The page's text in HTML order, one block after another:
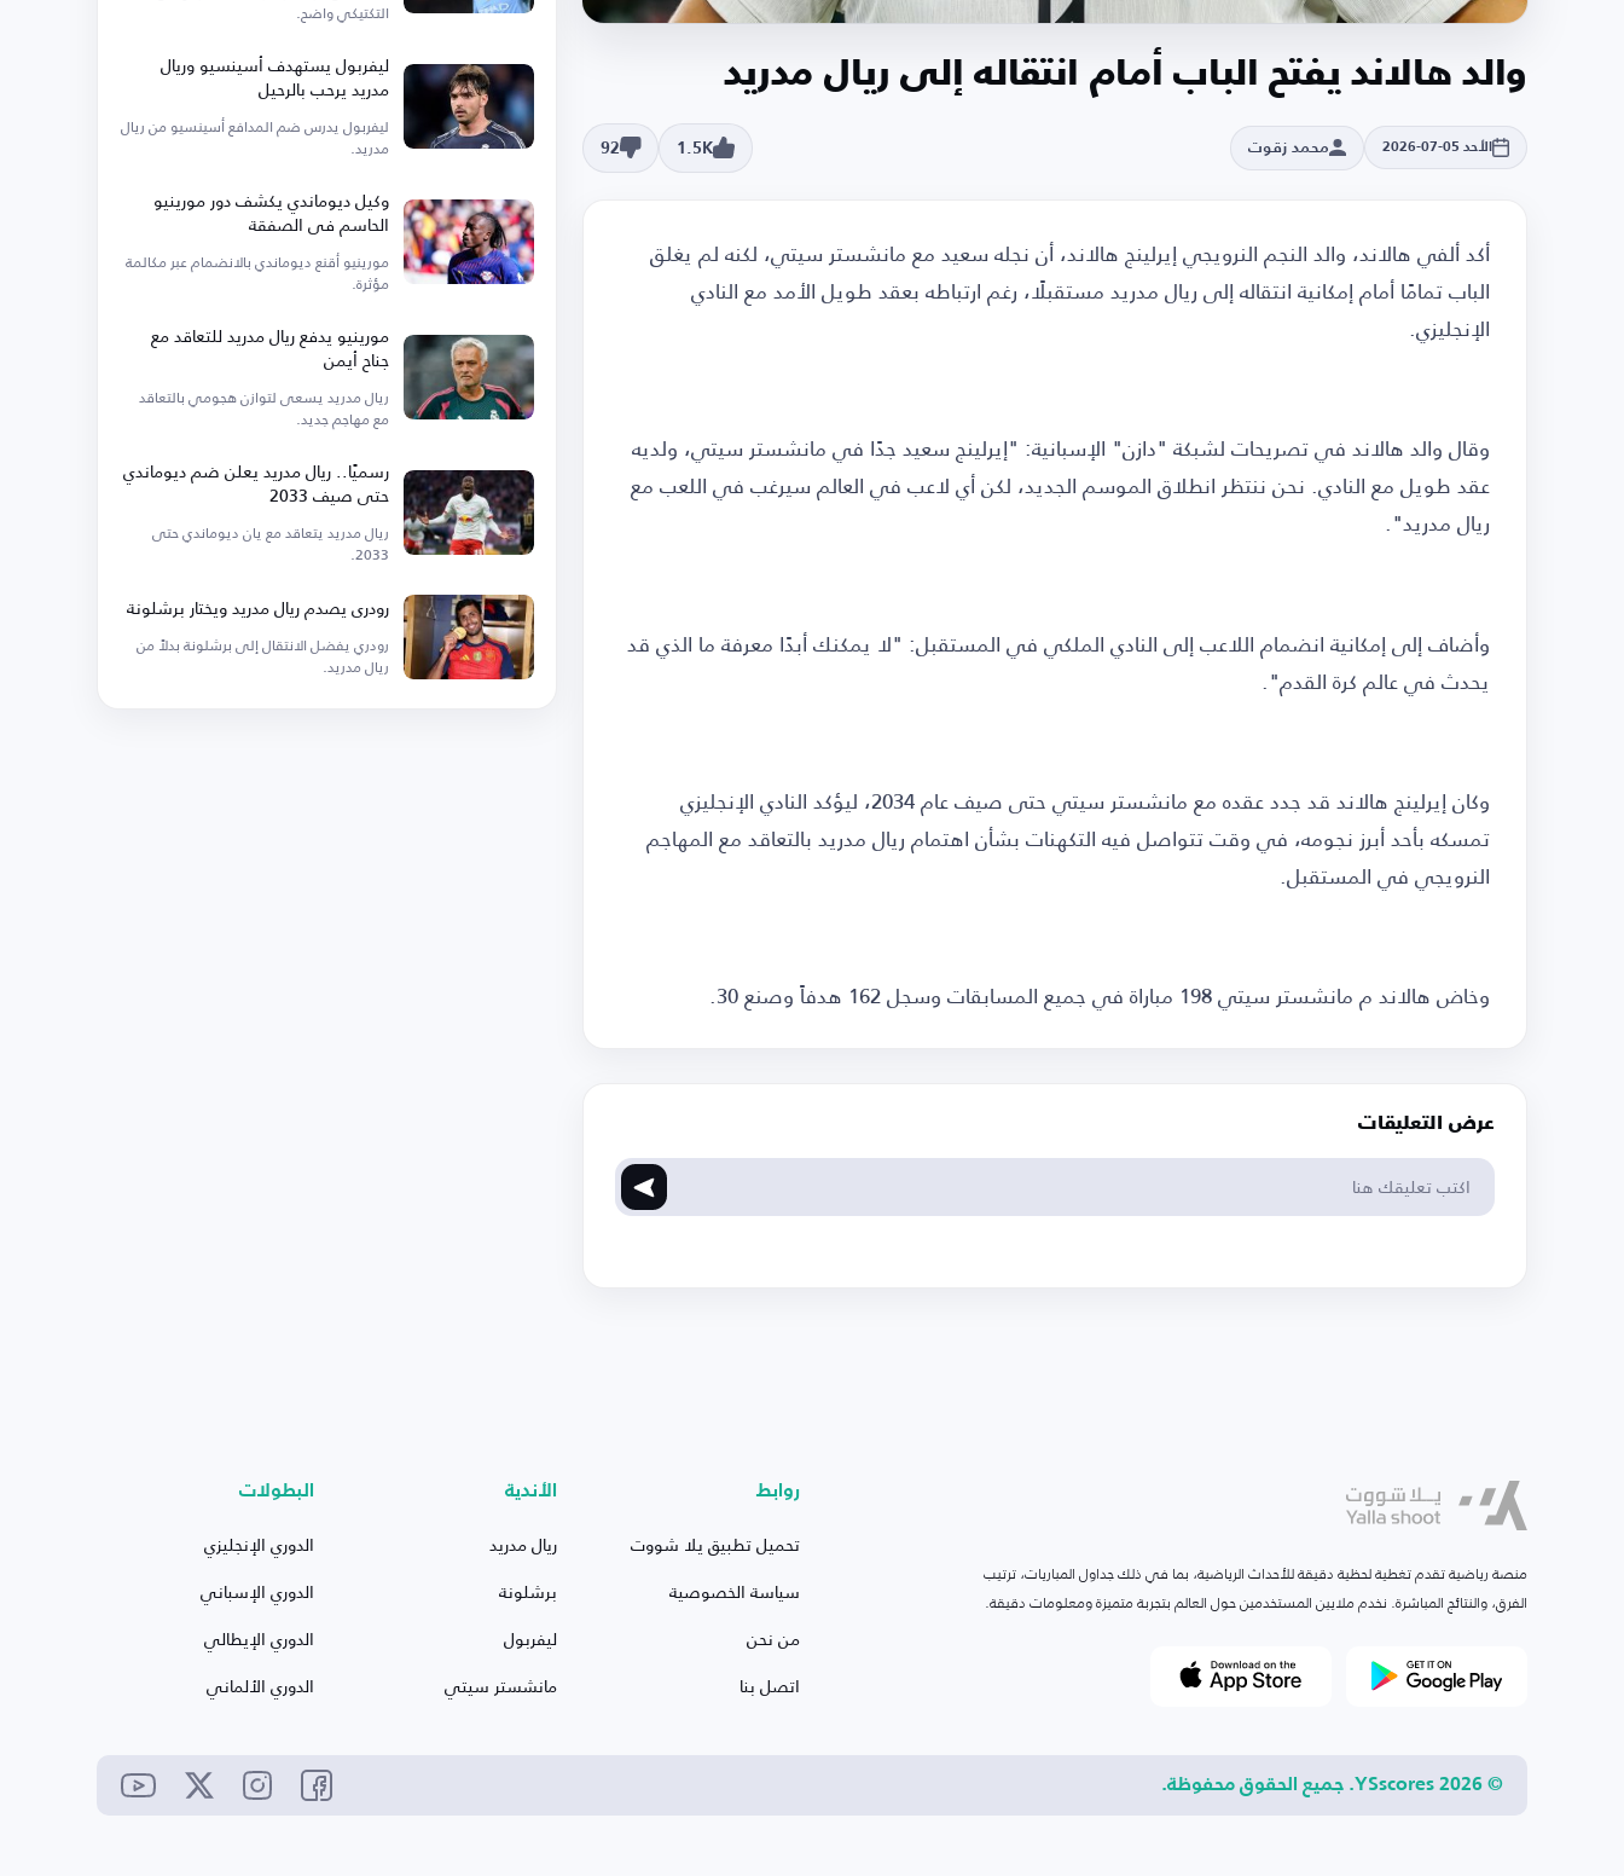
والد هالاند يفتح الباب أمام انتقاله إلى ريال مدريد
الأحد 05-07-2026 محمد زقوت 1.5K
92
أكد ألفي هالاند، والد النجم النرويجي إيرلينج هالاند، أن نجله سعيد مع مانشستر سيتي، لكنه لم يغلق
الباب تمامًا أمام إمكانية انتقاله إلى ريال مدريد مستقبلًا، رغم ارتباطه بعقد طويل الأمد مع النادي
الإنجليزي.
وقال والد هالاند في تصريحات لشبكة "دازن" الإسبانية: "إيرلينج سعيد جدًا في مانشستر سيتي، ولديه
عقد طويل مع النادي. نحن ننتظر انطلاق الموسم الجديد، لكن أي لاعب في العالم سيرغب في اللعب مع
ريال مدريد".
وأضاف إلى إمكانية انضمام اللاعب إلى النادي الملكي في المستقبل: "لا يمكنك أبدًا معرفة ما الذي قد
يحدث في عالم كرة القدم".
وكان إيرلينج هالاند قد جدد عقده مع مانشستر سيتي حتى صيف عام 2034، ليؤكد النادي الإنجليزي
تمسكه بأحد أبرز نجومه، في وقت تتواصل فيه التكهنات بشأن اهتمام ريال مدريد بالتعاقد مع المهاجم
النرويجي في المستقبل.
وخاض هالاند م مانشستر سيتي 198 مباراة في جميع المسابقات وسجل 162 هدفاً وصنع 30.
عرض التعليقات
التكتيكي واضح.
ليفربول يستهدف أسينسيو وريال
مدريد يرحب بالرحيل
ليفربول يدرس ضم المدافع أسينسيو من ريال
مدريد.
وكيل ديوماندي يكشف دور مورينيو
الحاسم في الصفقة
مورينيو أقنع ديوماندي بالانضمام عبر مكالمة
مؤثرة.
مورينيو يدفع ريال مدريد للتعاقد مع
جناح أيمن
ريال مدريد يسعى لتوازن هجومي بالتعاقد
مع مهاجم جديد.
رسميًا.. ريال مدريد يعلن ضم ديوماندي
حتى صيف 2033
ريال مدريد يتعاقد مع يان ديوماندي حتى
2033.
رودري يصدم ريال مدريد ويختار برشلونة
رودري يفضل الانتقال إلى برشلونة بدلاً من
ريال مدريد.
منصة رياضية تقدم تغطية لحظية دقيقة للأحداث الرياضية، بما في ذلك جداول المباريات، ترتيب
الفرق، والنتائج المباشرة. نخدم ملايين المستخدمين حول العالم بتجربة متميزة ومعلومات دقيقة.
روابط
تحميل تطبيق يلا شووت
سياسة الخصوصية
من نحن
اتصل بنا
الأندية
ريال مدريد
برشلونة
ليفربول
مانشستر سيتي
البطولات
الدوري الإنجليزي
الدوري الإسباني
الدوري الإيطالي
الدوري الألماني
© 2026 YSscores. جميع الحقوق محفوظة.